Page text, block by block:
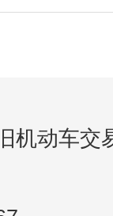
下面小编就来
机动车交